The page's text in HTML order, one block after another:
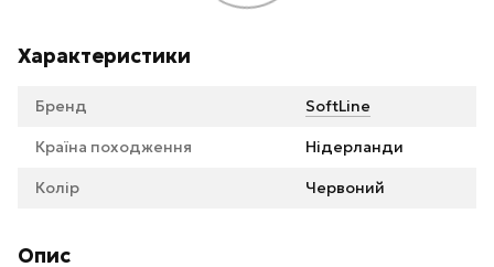
Характеристики
Бренд SoftLine
Країна походження Нідерланди
Колір Червоний
Опис